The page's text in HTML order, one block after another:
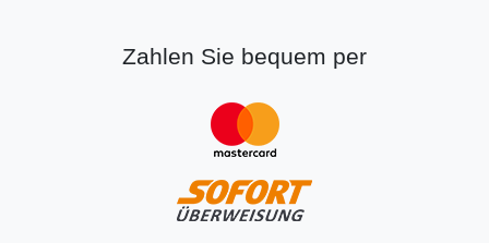
Zahlen Sie bequem per